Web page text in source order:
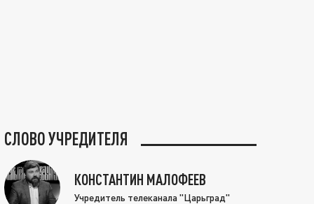
СЛОВО УЧРЕДИТЕЛЯ
КОНСТАНТИН МАЛОФЕЕВ
Учредитель телеканала "Царьград"